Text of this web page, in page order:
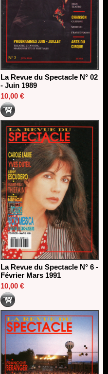
La Revue du Spectacle N° 02
- Juin 1989
10,00 €
La Revue du Spectacle N° 6 -
Février Mars 1991
10,00 €